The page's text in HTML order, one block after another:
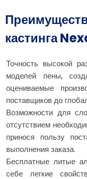
кастинга
Точность высокой
моделей пены,
оцениваемые
поставщиков до
Возможности для
отсутствием
принося пользу
выполнения заказа.
Бесплатные литые
себе легкие